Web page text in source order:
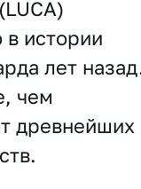
в истории
лет
чем
древнейших